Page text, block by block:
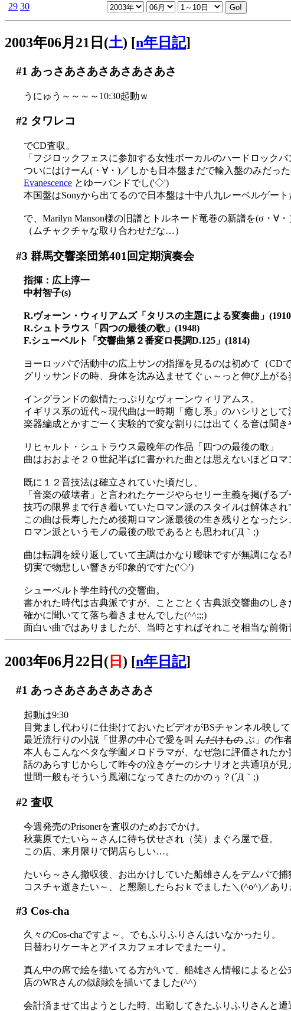
29 30
2003年06月21日(土) [n年日記]
#1 あっさあさあさあさあさあさ
うにゅう～～～～10:30起動ｗ
#2 タワレコ
でCD査収。
「フジロックフェスに参加する女性ボーカルのハードロック
ついにはけーん(・∀・)／しかも日本盤まだで輸入盤のみだっ
Evanescence とゆーバンドでし('◇')ゞ
本国盤はSonyから出てるので日本盤は十中八九レーベルゲー
で、Marilyn Manson様の旧譜とトルネード竜巻の新譜を(σ・∀
（ムチャクチャな取り合わせだな…）
#3 群馬交響楽団第401回定期演奏会
指揮：広上淳一
中村智子(s)
R.ヴォーン・ウィリアムズ「タリスの主題による変奏曲」
R.シュトラウス「四つの最後の歌」(1948)
F.シューベルト「交響曲第２番変ロ長調D.125」(1814)
ヨーロッパで活動中の広上サンの指揮を見るのは初めて（CD
グリッサンドの時、身体を沈み込ませてぐぃ～っと伸び上が
イングランドの叙情たっぷりなヴォーンウィリアムス。
イギリス系の近代～現代曲は一時期「癒し系」のハシリとし
楽器編成とかすごーく実験的で変な割りには出てくる音は聞
リヒャルト・シュトラウス最晩年の作品「四つの最後の歌」
曲はおおよそ２０世紀半ばに書かれた曲とは思えないほどロマ
既に１２音技法は確立されていた頃だし、
「音楽の破壊者」と言われたケージやらセリー主義を掲げる
技巧の限界まで行き着いていたロマン派のスタイルは解体され
この曲は長寿したため後期ロマン派最後の生き残りとなったシ
ロマン派というモノの最後の歌であるとも思われ(´Д｀;)
曲は転調を繰り返していて主調はかなり曖昧ですが無調になる
切実で物悲しい響きが印象的ですた('◇')ゞ
シューベルト学生時代の交響曲。
書かれた時代は古典派ですが、ことごとく古典派交響曲のしき
確かに聞いてて落ち着きませんでした(^^;;;)
面白い曲ではありましたが、当時とすればそれこそ相当な前
2003年06月22日( 日 ) [n年日記]
#1 あっさあさあさあさあさ
起動は9:30
目覚まし代わりに仕掛けておいたビデオがBSチャンネル映して
最近流行りの小説「世界の中心で愛を叫 んだけもの ぶ」の作
本人もこんなベタな学園メロドラマが、なぜ急に評価された
話のあらすじからして昨今の泣きゲーのシナリオと共通項が見
世間一般もそういう風潮になってきたのかのぅ？(´Д｀;)
#2 査収
今週発売のPrisonerを査収のためおでかけ。
秋葉原でたいら～さんに待ち伏せされ（笑）まぐろ屋で昼。
この店、来月限りで閉店らしい…。
たいら～さん撤収後、お出かけしていた船雄さんをデムパで捕
コスチャ逝きたい～、と懇願したらおｋでました＼(^o^)／あり
#3 Cos-cha
久々のCos-chaですよ～。でもふりふりさんはいなかったり。
日替わりケーキとアイスカフェオレでまたーり。
真ん中の席で絵を描いてる方がいて、船雄さん情報によると公
店のWRさんの似顔絵を描いてました(^^)
会計済ませて出ようとした時、出勤してきたふりふりさんと遭